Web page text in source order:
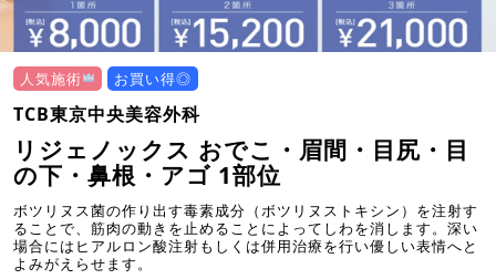
人気施術 お買い得◎
TCB東京中央美容外科
リジェノックス おでこ・眉間・目尻・目
の下・鼻根・アゴ 1部位
ボツリヌス菌の作り出す毒素成分（ボツリヌストキシン）を注射す
ることで、筋肉の動きを止めることによってしわを消します。深い
場合にはヒアルロン酸注射もしくは併用治療を行い優しい表情へと
よみがえらせます。